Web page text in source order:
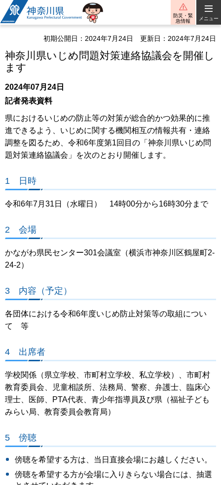
神奈川県
防災・緊
急情報
メニュー
初期公開日：2024年7月24日 更新日：2024年7月24日
神奈川県いじめ問題対策連絡協議会を開催し
ます
2024年07月24日
記者発表資料
県におけるいじめの防止等の対策が総合的かつ効果的に推
進できるよう、いじめに関する機関相互の情報共有・連絡
調整を図るため、令和6年度第1回目の「神奈川県いじめ問
題対策連絡協議会」を次のとおり開催します。
1 日時
令和6年7月31日（水曜日） 14時00分から16時30分まで
2 会場
かながわ県民センター301会議室（横浜市神奈川区鶴屋町2-
24-2）
3 内容（予定）
各団体における令和6年度いじめ防止対策等の取組につい
て 等
4 出席者
学校関係（県立学校、市町村立学校、私立学校）、市町村
教育委員会、児童相談所、法務局、警察、弁護士、臨床心
理士、医師、PTA代表、青少年指導員及び県（福祉子ども
みらい局、教育委員会教育局）
5 傍聴
傍聴を希望する方は、当日直接会場にお越しください。
傍聴を希望する方が会場に入りきらない場合には、抽選